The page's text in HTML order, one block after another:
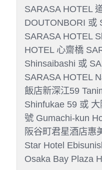
SARASA HOTEL
DOUTONBORI 或
SARASA HOTEL
HOTEL 心齋橋
Shinsaibashi 或
SARASA HOTEL
飯店新深江59
Shinfukae 59 或
號 Gumachi-kun
阪谷町君星酒店惠
Star Hotel
Osaka Bay Plaza